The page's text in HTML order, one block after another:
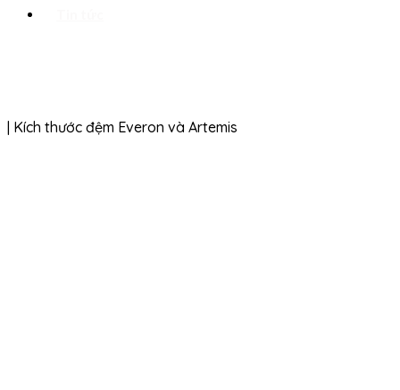
| Kích thước đệm Everon và Artemis